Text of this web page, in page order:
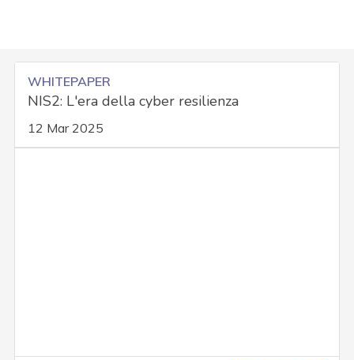
WHITEPAPER
NIS2: L'era della cyber resilienza
12 Mar 2025